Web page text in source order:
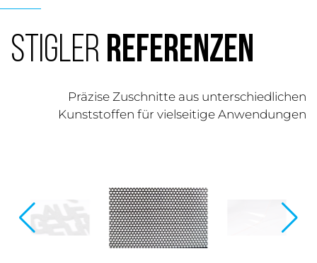
STIGLER REFERENZEN
Präzise Zuschnitte aus unterschiedlichen
Kunststoffen für vielseitige Anwendungen